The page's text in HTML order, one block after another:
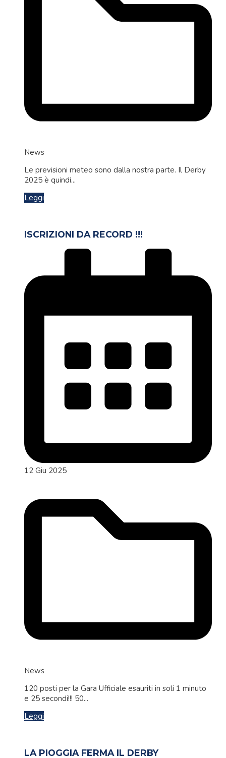
News
Le previsioni meteo sono dalla nostra parte. Il Derby
2025 è quindi...
Leggi
ISCRIZIONI DA RECORD !!!
12 Giu 2025
News
120 posti per la Gara Ufficiale esauriti in soli 1 minuto
e 25 secondi!!! 50...
Leggi
LA PIOGGIA FERMA IL DERBY